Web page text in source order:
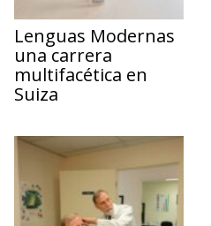
Lenguas Modernas
una carrera
multifacética en
Suiza